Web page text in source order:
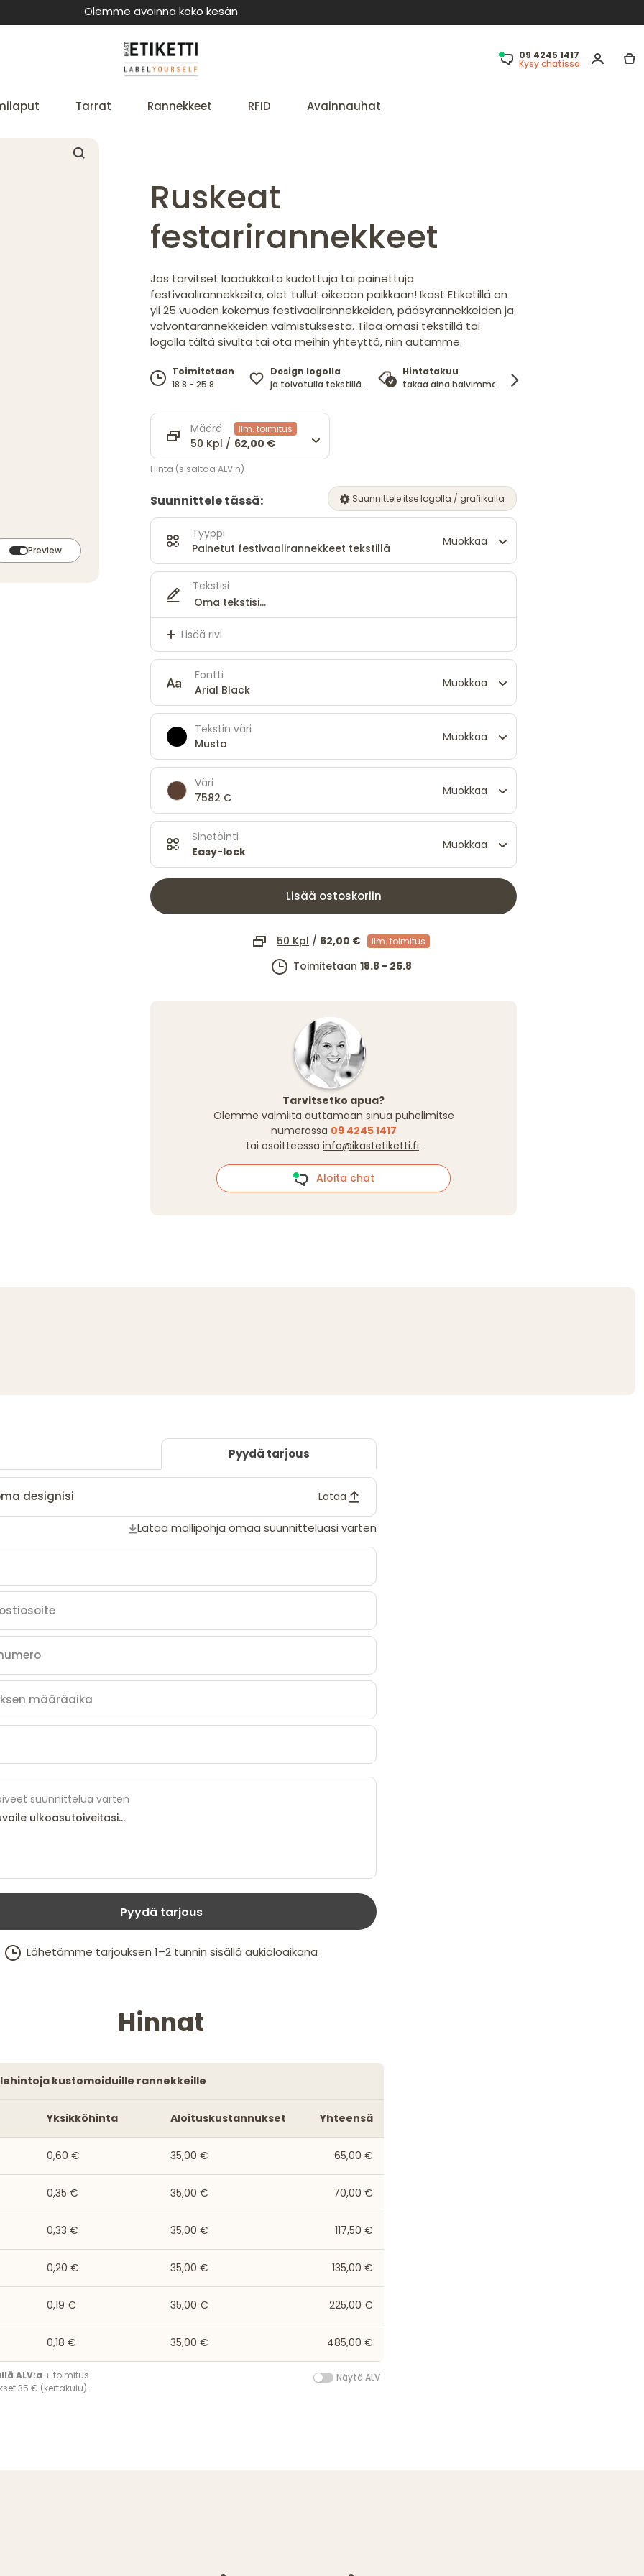
Olemme avoinna koko kesän
09 4245 1417
Kysy chatissa
Tarrat Rannekkeet RFID Avainnauhat
Preview
Ruskeat
festarirannekkeet
Jos tarvitset laadukkaita kudottuja tai painettuja
festivaalirannekkeita, olet tullut oikeaan paikkaan! Ikast Etiketillä on
yli 25 vuoden kokemus festivaalirannekkeiden, pääsyrannekkeiden ja
valvontarannekkeiden valmistuksesta. Tilaa omasi tekstillä tai
logolla tältä sivulta tai ota meihin yhteyttä, niin autamme.
Toimitetaan
18.8 - 25.8
Design logolla
ja toivotulla tekstillä.
Hintatakuu
takaa aina halvimman hinnan
Määrä
50 Kpl /
Ilm. toimitus
62,00 €
Hinta (sisältää ALV:n)
Suunnittele tässä: Suunnittele itse logolla / grafiikalla
Tyyppi
Painetut festivaalirannekkeet tekstillä
Muokkaa
Tekstisi
Lisää rivi
Fontti
Arial Black
Muokkaa
Tekstin väri
Musta
Muokkaa
Väri
7582 C
Muokkaa
Sinetöinti
Easy-lock
Muokkaa
Lisää ostoskoriin
50 Kpl / 62,00 € Ilm. toimitus
Toimitetaan 18.8 - 25.8
Tarvitsetko apua?
Olemme valmiita auttamaan sinua puhelimitse
numerossa 09 4245 1417
tai osoitteessa info@ikastetiketti.fi.
Aloita chat
Pyydä tarjous
designisi Lataa
Lataa mallipohja omaa suunnitteluasi varten
suunnittelua varten
Pyydä tarjous
Lähetämme tarjouksen 1–2 tunnin sisällä aukioloaikana
Hinnat
kustomoiduille rannekkeille
Yksikköhinta Aloituskustannukset Yhteensä
0,60 € 35,00 € 65,00 €
0,35 € 35,00 € 70,00 €
0,33 € 35,00 € 117,50 €
0,20 € 35,00 € 135,00 €
0,19 € 35,00 € 225,00 €
0,18 € 35,00 € 485,00 €
ALV:a + toimitus.
35 € (kertakulu).
Näytä ALV